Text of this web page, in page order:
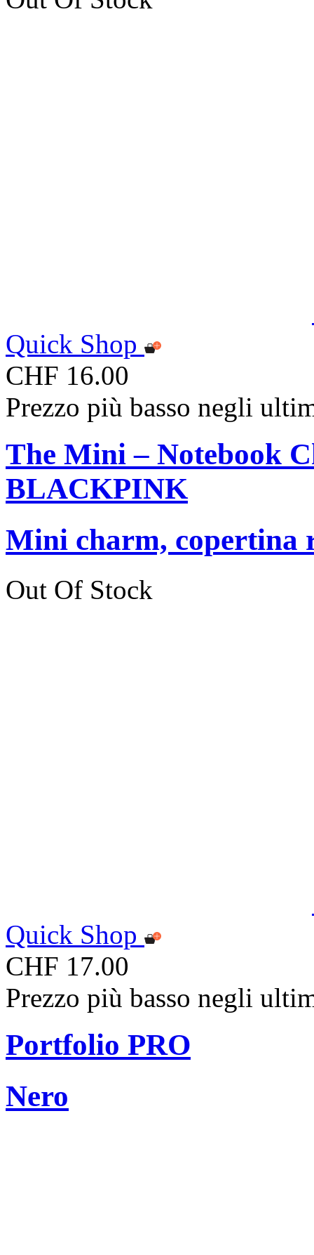
Quick Shop
CHF 16.00
Prezzo più basso negli
The Mini – Notebook
BLACKPINK
Mini charm, copertina
Out Of Stock
Quick Shop
CHF 17.00
Prezzo più basso negli
Portfolio PRO
Nero